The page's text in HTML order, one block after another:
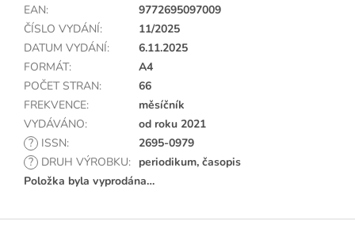
EAN:
9772695097009
ČÍSLO VYDÁNÍ:
11/2025
DATUM VYDÁNÍ:
6.11.2025
FORMÁT:
A4
POČET STRAN:
66
FREKVENCE:
měsíčník
VYDÁVÁNO:
od roku 2021
? ISSN:
2695-0979
? DRUH VÝROBKU: periodikum, časopis
Položka byla vyprodána…
Z